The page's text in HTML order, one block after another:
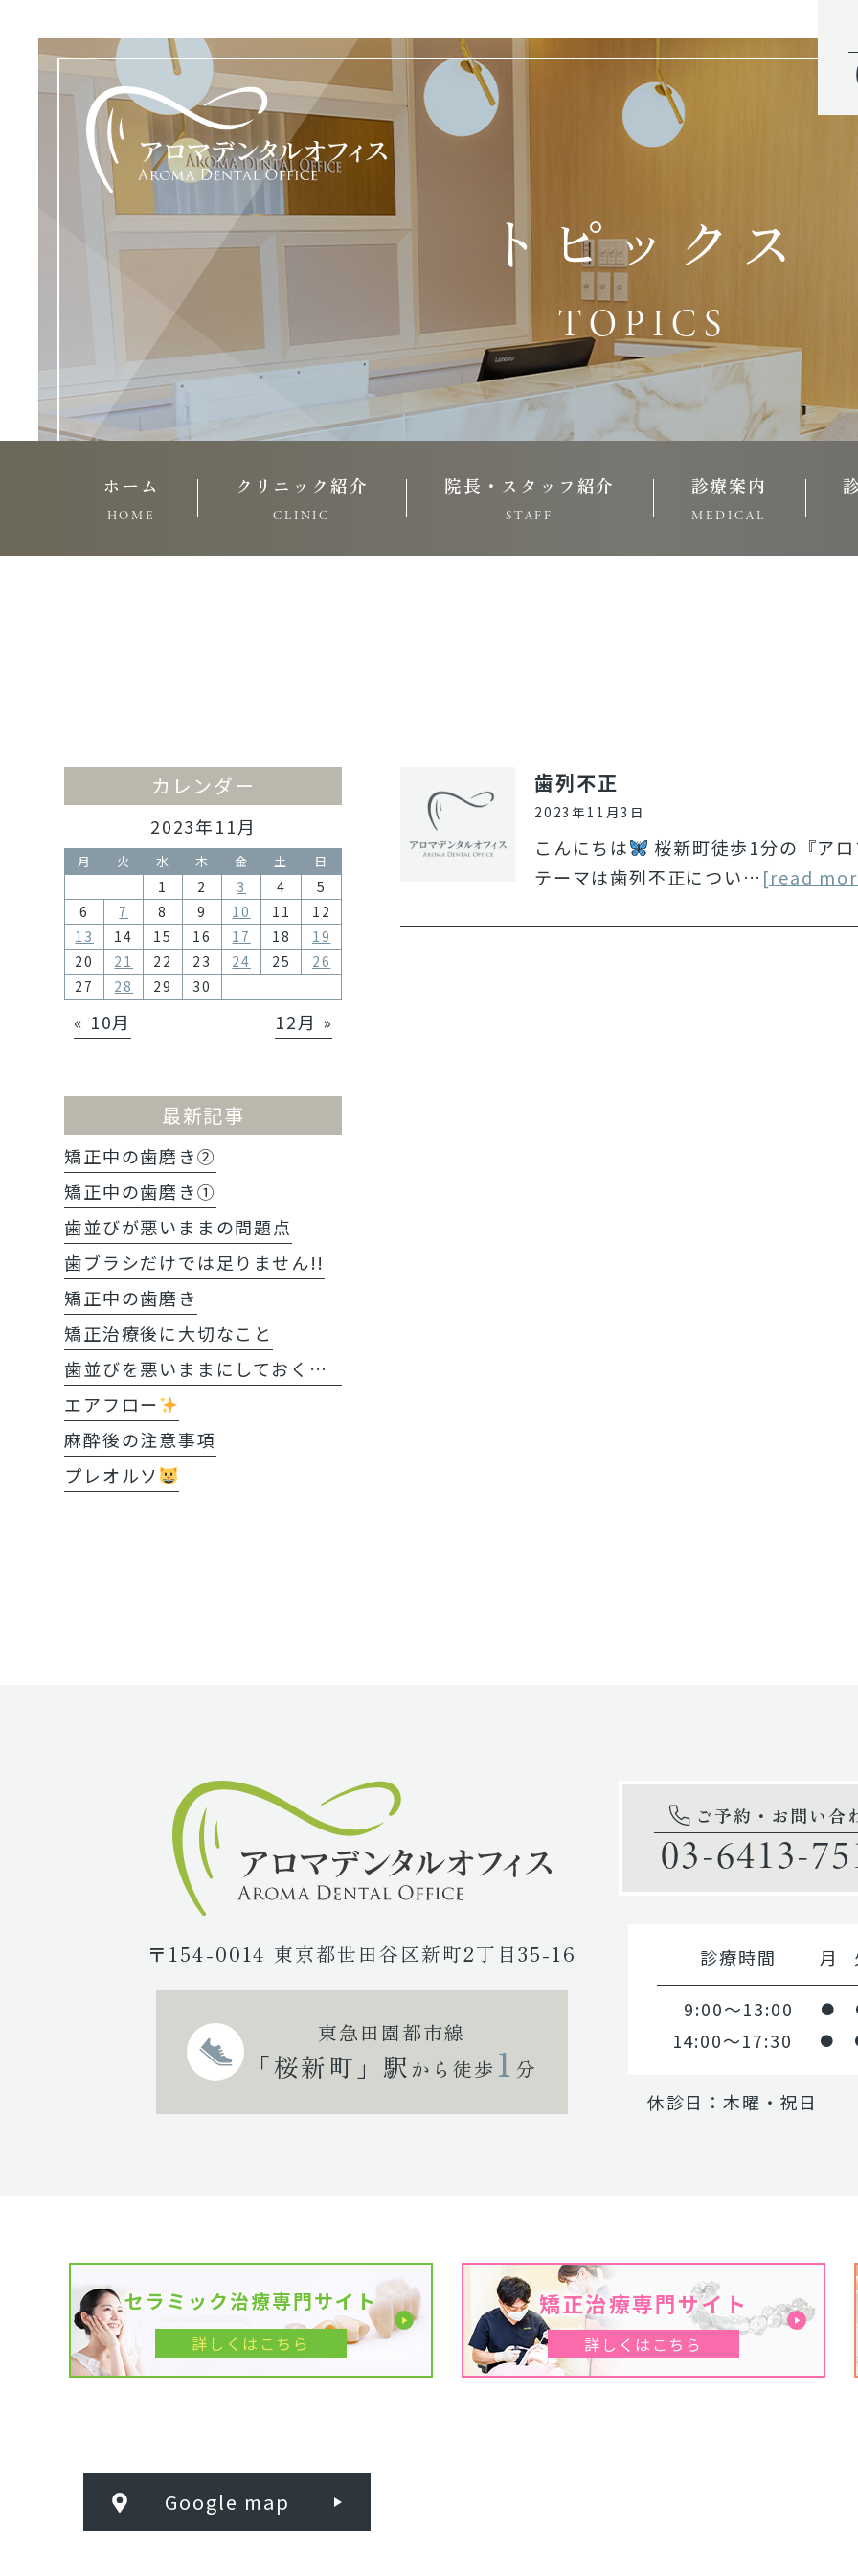
トピックス
TOPICS
ホーム
HOME
クリニック紹介
CLINIC
院長・スタッフ紹介
STAFF
診療案内
MEDICAL
歯列不正
2023年11月3日
こんにちは
桜新町徒歩1分の『ア
テーマは歯列不正につい… [read
カレンダー
2023年11月
月 火 水 木 金 土 日
1 2 3 4
5
6
7 8 9 10 11
12
13
14 15 16 17 18
19
20
21 22 23 24 25
26
27
28 29 30
« 10月 12月 »
最新記事
矯正中の歯磨き②
矯正中の歯磨き①
歯並びが悪いままの問題点
歯ブラシだけでは足りません!!
矯正中の歯磨き
矯正治療後に大切なこと
歯並びを悪いままにしておくと?!
エアフロー
麻酔後の注意事項
プレオルソ
〒154-0014 東京都世田谷区新町2丁目35-16
東急田園都市線
「桜新町」駅 から徒歩 1 分
ご予約・お問い合
03-6413-
診療時間 月
9:00～13:00 ●
14:00～17:30 ●
休診日：木曜・祝日
セラミック治療専門サイト
詳しくはこちら
矯正治療専門サイト
詳しくはこちら
Google map